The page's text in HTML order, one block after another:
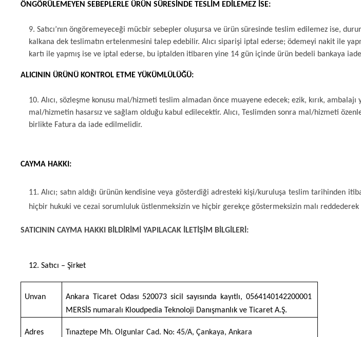
ÖNGÖRÜLEMEYEN SEBEPLERLE ÜRÜN SÜRESİNDE TESLİM EDİLEMEZ İSE:
9. Satıcı’nın öngöremeyeceği mücbir sebepler oluşursa ve ürün süresinde teslim edilemez ise,
kalkana dek teslimatın ertelenmesini talep edebilir. Alıcı siparişi iptal ederse; ödemeyi nakit ile
kartı ile yapmış ise ve iptal ederse, bu iptalden itibaren yine 14 gün içinde ürün bedeli bankaya iade
ALICININ ÜRÜNÜ KONTROL ETME YÜKÜMLÜLÜĞÜ:
10. Alıcı, sözleşme konusu mal/hizmeti teslim almadan önce muayene edecek; ezik, kırık,
mal/hizmetin hasarsız ve sağlam olduğu kabul edilecektir. Alıcı, Teslimden sonra mal/hizmeti
birlikte Fatura da iade edilmelidir.
CAYMA HAKKI:
11. Alıcı; satın aldığı ürünün kendisine veya gösterdiği adresteki kişi/kuruluşa teslim tarihinden
hiçbir hukuki ve cezai sorumluluk üstlenmeksizin ve hiçbir gerekçe göstermeksizin malı reddederek
SATICININ CAYMA HAKKI BİLDİRİMİ YAPILACAK İLETİŞİM BİLGİLERİ:
12. Satıcı – Şirket
Unvan
Ankara Ticaret Odası 520073 sicil sayısında kayıtlı, 0564140142200001
MERSİS numaralı Kloudpedia Teknoloji Danışmanlık ve Ticaret A.Ş.
Adres Tınaztepe Mh. Olgunlar Cad. No: 45/A, Çankaya, Ankara